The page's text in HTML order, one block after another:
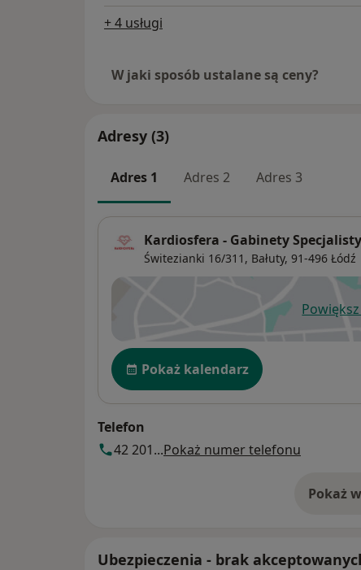
+ 4 usługi
W jaki sposób ustalane są ceny?
Adresy (3)
Adres 1 Adres 2 Adres 3
Kardiosfera - Gabinety
Świtezianki 16/311, Bałuty, 91-496 Łódź
Dostępność
Pokaż kalendarz
Telefon
42 201...Pokaż numer telefonu
Pokażo
Ubezpieczenia - brak